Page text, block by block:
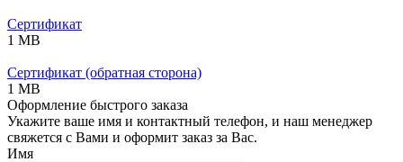
Сертификат
1 MB
Сертификат (обратная сторона)
1 MB
Оформление быстрого заказа
Укажите ваше имя и контактный телефон, и наш менеджер
свяжется с Вами и оформит заказ за Вас.
Имя